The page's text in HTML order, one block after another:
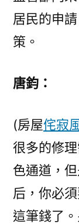
居民的申
策。
唐鈞：
(房屋侘寂
很多的修
色通道，
后，你必
這筆錢了